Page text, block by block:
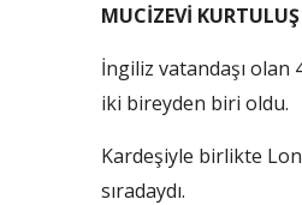
MUCİZEVİ KURTULUŞ
İngiliz vatandaşı olan
iki bireyden biri oldu.
Kardeşiyle birlikte
sıradaydı.